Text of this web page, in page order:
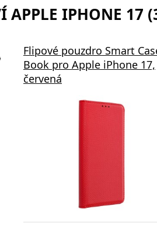
APPLE IPHONE 17
Flipové pouzdro Smart
Book pro Apple iPhone 17,
červená
Bezdrátová nabíječka
2v1 černá
Elegantní Design a Maximální